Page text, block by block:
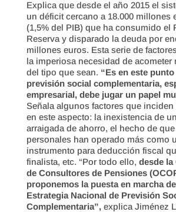
Explica que desde el año 2015 el
un déficit cercano a 18.000 millones
(1,5% del PIB) que ha consumido el
Reserva y disparado la deuda por
millones euros. Esta serie de
la imperiosa necesidad de acometer
del tipo que sean. “Es en este
previsión social complementaria,
empresarial, debe jugar un papel
Señala algunos factores que inciden
en este aspecto: la inexistencia de
arraigada de ahorro, el hecho de
personales han operado más como
instrumento para deducción fiscal
finalista, etc. “Por todo ello, desde
de Consultores de Pensiones
proponemos la puesta en marcha
Estrategia Nacional de Previsión
Complementaria”,explica Jiménez